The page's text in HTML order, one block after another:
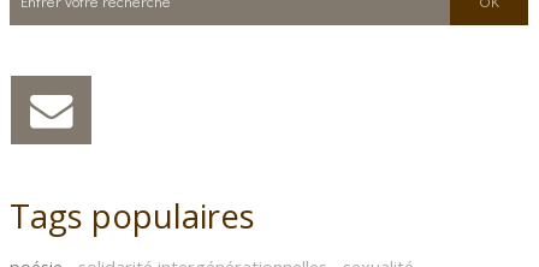
Tags populaires